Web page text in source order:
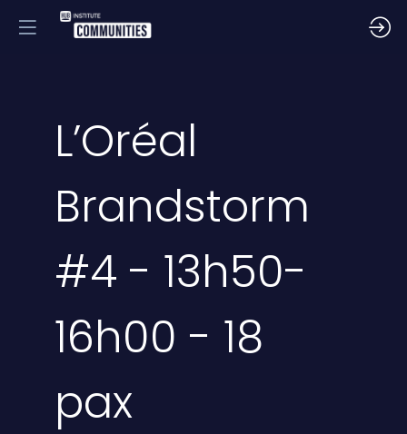
L’Oréal
Brandstorm
#4 - 13h50-
16h00 - 18
pax